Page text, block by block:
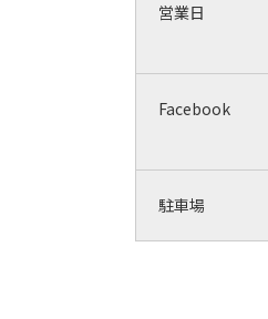
営業日
Facebook
駐車場